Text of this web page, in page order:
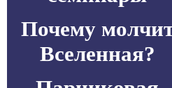
Почему
Вселенная?